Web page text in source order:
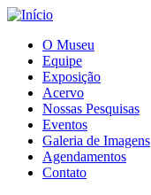
O Museu
Equipe
Exposição
Acervo
Nossas Pesquisas
Eventos
Galeria de Imagens
Agendamentos
Contato